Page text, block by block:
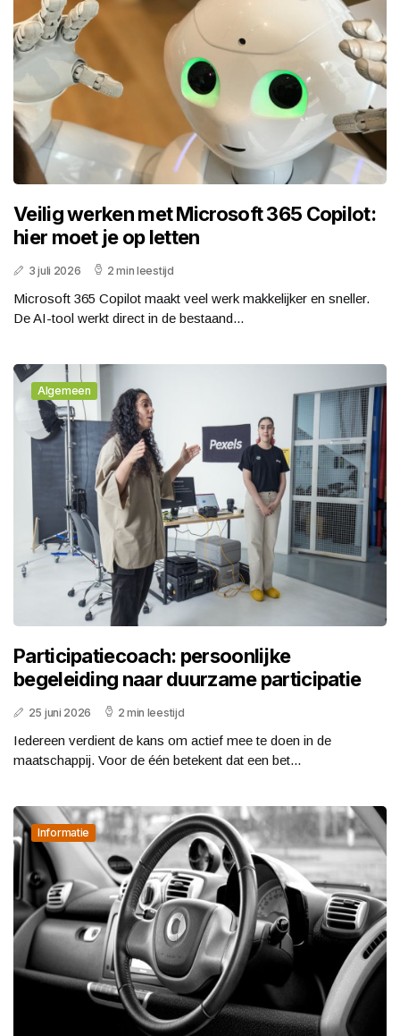
Veilig werken met Microsoft 365 Copilot:
hier moet je op letten
3 juli 2026 2 min leestijd
Microsoft 365 Copilot maakt veel werk makkelijker en sneller.
De AI-tool werkt direct in de bestaand...
Algemeen
Participatiecoach: persoonlijke
begeleiding naar duurzame participatie
25 juni 2026 2 min leestijd
Iedereen verdient de kans om actief mee te doen in de
maatschappij. Voor de één betekent dat een bet...
Informatie